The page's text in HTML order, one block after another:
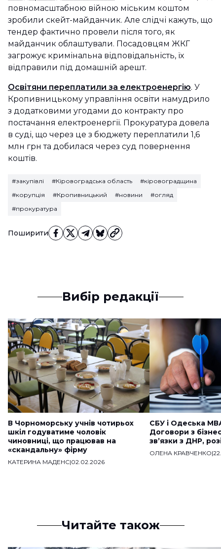
Поширити
повномасштабною війною міським коштом
зробили скейт-майданчик. Але слідчі кажуть, що
тендер фактично провели після того, як
майданчик облаштували. Посадовцям ЖКГ
загрожує кримінальна відповідальність, їх
відправили під домашній арешт.
Освітяни переплатили за електроенергію. У
Кропивницькому управління освіти намудрило
з додатковими угодами до контракту про
постачання електроенергії. Прокуратура довела
в суді, що через це з бюджету переплатили 1,6
млн грн та добилася через суд повернення
коштів.
#закупівлі #Кіровоградська область
#кіровоградщина
#корупція
#Кропивницький #новини
#огляд
#прокуратура
Вибір редакції
В Чорноморську учнів чотирьох
шкіл годуватиме чоловік
чиновниці, що працював на
«скандальну» фірму
КАТЕРИНА МАДЕНС|02.02.2026
СБУ і Одеська
Договори з
звʼязки з ДНР,
ОЛЕНА КРАВЧЕНКО|
Читайте також